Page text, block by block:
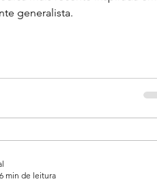
generalista.
min de leitura